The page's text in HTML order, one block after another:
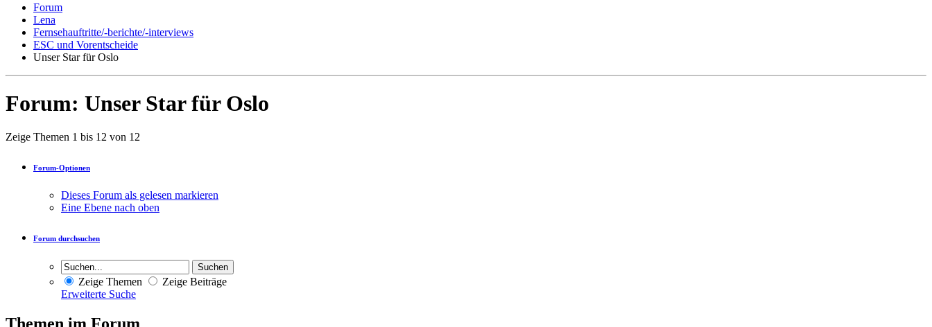
Forum
Lena
Fernsehauftritte/-berichte/-interviews
ESC und Vorentscheide
Unser Star für Oslo
Forum: Unser Star für Oslo
Zeige Themen 1 bis 12 von 12
Forum-Optionen
Dieses Forum als gelesen markieren
Eine Ebene nach oben
Forum durchsuchen
Zeige Themen
Zeige Beiträge
Erweiterte Suche